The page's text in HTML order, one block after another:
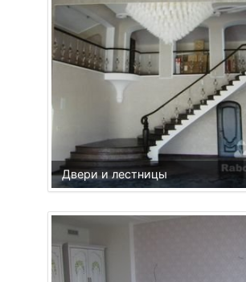
Двери и лестницы